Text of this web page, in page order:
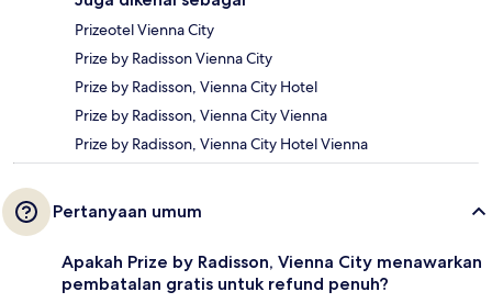
Prizeotel Vienna City
Prize by Radisson Vienna City
Prize by Radisson, Vienna City Hotel
Prize by Radisson, Vienna City Vienna
Prize by Radisson, Vienna City Hotel Vienna
Pertanyaan umum
Apakah Prize by Radisson, Vienna City menawarkan
pembatalan gratis untuk refund penuh?